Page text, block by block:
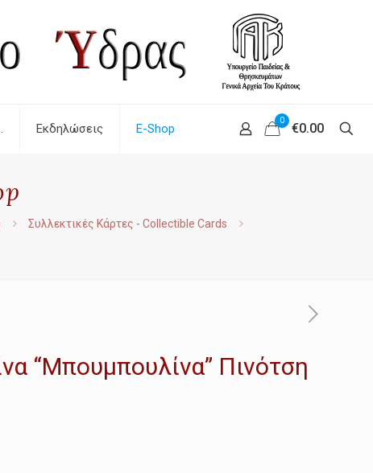
Εκδηλώσεις E-Shop
0
€0.00
Συλλεκτικές Κάρτες - Collectible Cards
“Μπουμπουλίνα” Πινότση